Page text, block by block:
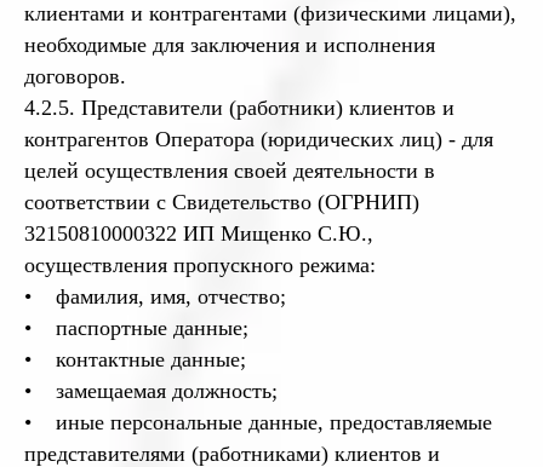
клиентами и контрагентами (физическими лицами),
необходимые для заключения и исполнения
договоров.
4.2.5. Представители (работники) клиентов и
контрагентов Оператора (юридических лиц) - для
целей осуществления своей деятельности в
соответствии с Свидетельство (ОГРНИП)
32150810000322 ИП Мищенко С.Ю.,
осуществления пропускного режима:
• фамилия, имя, отчество;
• паспортные данные;
• контактные данные;
• замещаемая должность;
• иные персональные данные, предоставляемые
представителями (работниками) клиентов и